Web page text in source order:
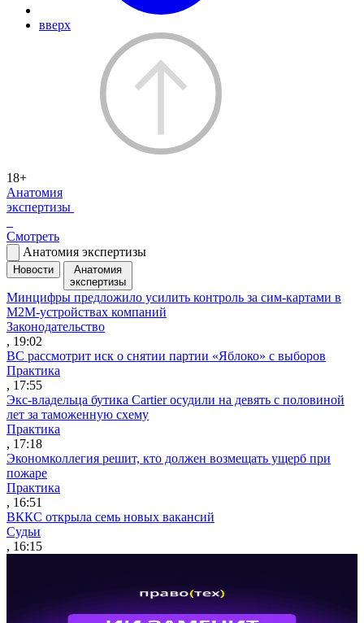
вверх
18+
Анатомия
экспертизы
Смотреть
Анатомия экспертизы
Новости
Анатомия
экспертизы
Минцифры предложило усилить контроль за сим-картами в
M2M-устройствах компаний
Законодательство
, 19:02
ВС рассмотрит иск о снятии партии «Яблоко» с выборов
Практика
, 17:55
Экс-владельца бутика Cartier осудили на девять с половиной
лет за таможенную схему
Практика
, 17:18
Экономколлегия решит, кто должен возмещать ущерб при
пожаре
Практика
, 16:51
ВККС открыла семь новых вакансий
Судьи
, 16:15